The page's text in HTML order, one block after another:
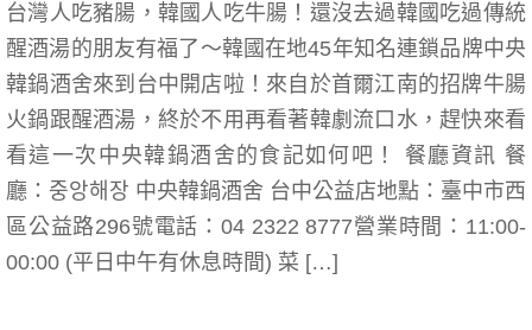
台灣人吃豬腸，韓國人吃牛腸！還沒去過韓國吃過傳統
醒酒湯的朋友有福了～韓國在地45年知名連鎖品牌中央
韓鍋酒舍來到台中開店啦！來自於首爾江南的招牌牛腸
火鍋跟醒酒湯，終於不用再看著韓劇流口水，趕快來看
看這一次中央韓鍋酒舍的食記如何吧！ 餐廳資訊 餐
廳：중앙해장 中央韓鍋酒舍 台中公益店地點：臺中市西
區公益路296號電話：04 2322 8777營業時間：11:00-
00:00 (平日中午有休息時間) 菜 […]